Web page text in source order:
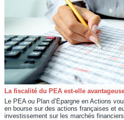
La fiscalité du PEA est-elle
Le PEA ou Plan d’Épargne en Actions
en bourse sur des actions françaises et
investissement sur les marchés